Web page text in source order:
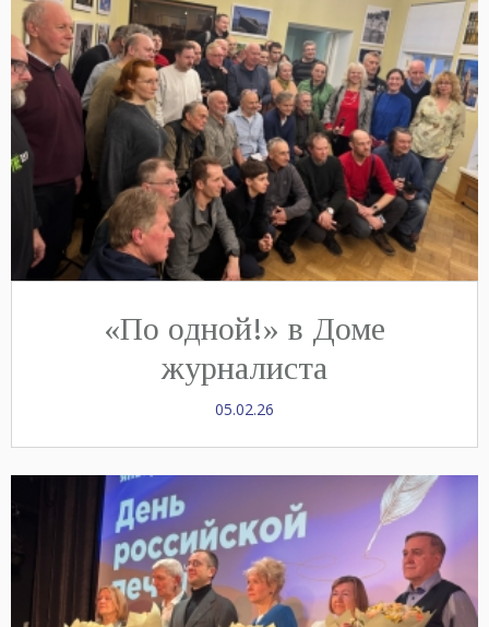
«По одной!» в Доме
журналиста
05.02.26